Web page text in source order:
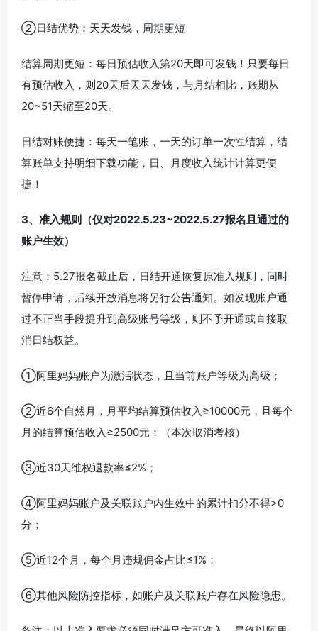
②日结优势：天天发钱，周期更短
结算周期更短：每日预估收入第20天即可发钱！只要每日
有预估收入，则20天后天天发钱，与月结相比，账期从
20~51天缩至20天。
日结对账便捷：每天一笔账，一天的订单一次性结算，结
算账单支持明细下载功能，日、月度收入统计计算更便
捷！
3、准入规则（仅对2022.5.23~2022.5.27报名且通过的
账户生效）
注意：5.27报名截止后，日结开通恢复原准入规则，同时
暂停申请，后续开放消息将另行公告通知。如发现账户通
过不正当手段提升到高级账号等级，则不予开通或直接取
消日结权益。
①阿里妈妈账户为激活状态，且当前账户等级为高级；
②近6个自然月，月平均结算预估收入≥10000元，且每个
月的结算预估收入≥2500元；（本次取消考核）
③近30天维权退款率≤2%；
④阿里妈妈账户及关联账户内生效中的累计扣分不得>0
分；
⑤近12个月，每个月违规佣金占比≤1%；
⑥其他风险防控指标，如账户及关联账户存在风险隐患。